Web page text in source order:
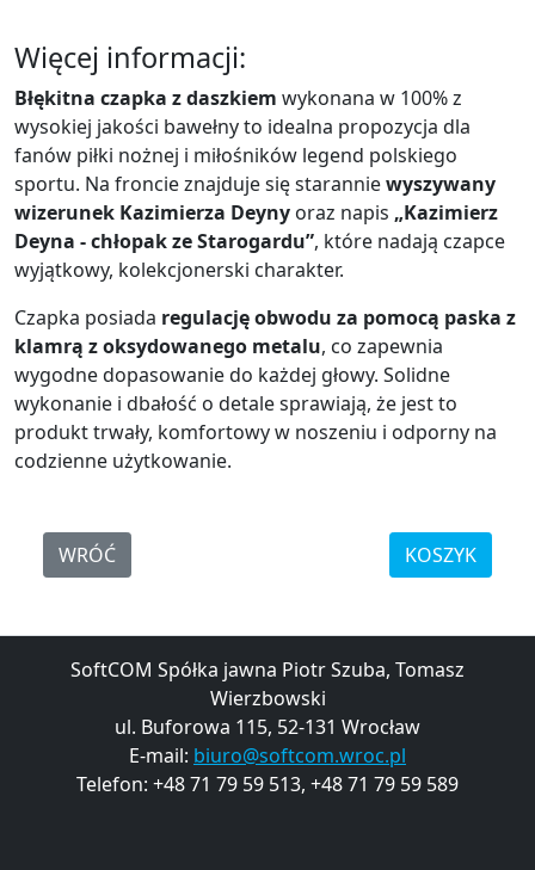
Więcej informacji:
Błękitna czapka z daszkiem wykonana w 100% z
wysokiej jakości bawełny to idealna propozycja dla
fanów piłki nożnej i miłośników legend polskiego
sportu. Na froncie znajduje się staranniewyszywany
wizerunek Kazimierza Deyny oraz napis „Kazimierz
Deyna - chłopak ze Starogardu”, które nadają czapce
wyjątkowy, kolekcjonerski charakter.
Czapka posiada regulację obwodu za pomocą paska z
klamrą z oksydowanego metalu, co zapewnia
wygodne dopasowanie do każdej głowy. Solidne
wykonanie i dbałość o detale sprawiają, że jest to
produkt trwały, komfortowy w noszeniu i odporny na
codzienne użytkowanie.
WRÓĆ KOSZYK
SoftCOM Spółka jawna Piotr Szuba, Tomasz
Wierzbowski
ul. Buforowa 115, 52-131 Wrocław
E-mail: biuro@softcom.wroc.pl
Telefon: +48 71 79 59 513, +48 71 79 59 589